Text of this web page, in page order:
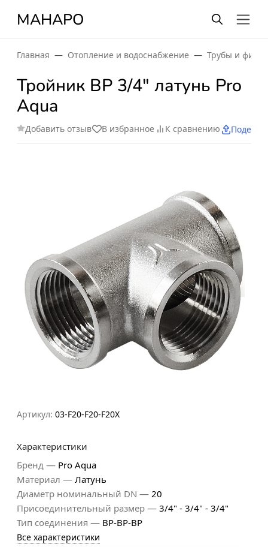
МАНАРО
Главная Отопление и водоснабжение Трубы и
Тройник ВР 3/4" латунь Pro
Aqua
Добавить отзыв В избранное К сравнению
Артикул: 03-F20-F20-F20X
Характеристики
Бренд — Pro Aqua
Материал — Латунь
Диаметр номинальный DN — 20
Присоединительный размер — 3/4" - 3/4" - 3/4"
Тип соединения — ВР-ВР-ВР
Все характеристики